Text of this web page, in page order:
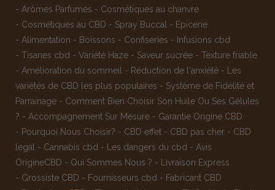
- Arômes Parfumés - Cosmétiques au chanvre
- Cosmétiques au CBD - Spray Buccal - Epicerie
- Alimentation - Boissons - Confiseries - Infusions cbd
- Tisanes cbd - Variété Haze - Saveur sucrée - Texture friable
- Amélioration du sommeil - Réduction de l'anxiété - Les
variétés de CBD les plus populaires - Système de Fidélité et
Parrainage - Comment Bien Choisir Son Huile Ou Ses Gélules
? - Accompagnement Sur Mesure - Garantie Origine CBD
- Pourquoi Nous Choisir? - CBD effet - CBD pas cher - CBD
legal - Cannabis cbd - Les dangers du cbd - Avis
OrigineCBD - Qui Sommes Nous ? - Livraison Express
- Grossiste CBD - Fournisseurs cbd - Fabricant CBD